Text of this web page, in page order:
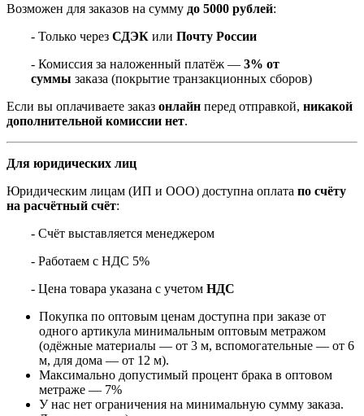
Возможен для заказов на сумму до 5000 рублей:
- Только через СДЭК или Почту России
- Комиссия за наложенный платёж — 3% от
суммы заказа (покрытие транзакционных сборов)
Если вы оплачиваете заказ онлайн перед отправкой, никакой
дополнительной комиссии нет.
Для юридических лиц
Юридическим лицам (ИП и ООО) доступна оплата по счёту
на расчётный счёт:
- Счёт выставляется менеджером
- Работаем с НДС 5%
- Цена товара указана с учетом НДС
Покупка по оптовым ценам доступна при заказе от
одного артикула минимальным оптовым метражом
(одёжные материалы — от 3 м, вспомогательные — от 6
м, для дома — от 12 м).
Максимально допустимый процент брака в оптовом
метраже — 7%
У нас нет ограничения на минимальную сумму заказа.